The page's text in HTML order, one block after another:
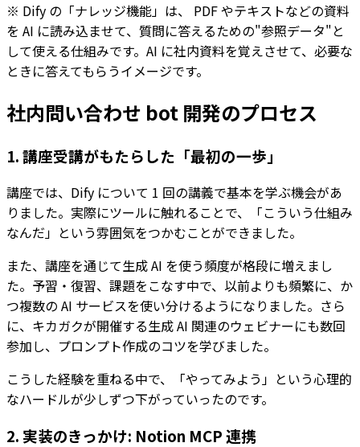
※ Dify の「ナレッジ機能」は、 PDF やテキストなどの資料
を AI に読み込ませて、質問に答えるための"参照データ"と
して使える仕組みです。AI に社内資料を覚えさせて、必要な
ときに答えてもらうイメージです。
社内問い合わせ bot 開発のプロセス
1. 講座受講がもたらした「最初の一歩」
講座では、Dify について 1 回の講義で基本を学ぶ機会があ
りました。実際にツールに触れることで、「こういう仕組み
なんだ」という雰囲気をつかむことができました。
また、講座を通じて生成 AI を使う頻度が格段に増えまし
た。予習・復習、課題をこなす中で、以前よりも頻繁に、か
つ複数の AI サービスを使い分けるようになりました。さら
に、キカガクが開催する生成 AI 関連のウェビナーにも数回
参加し、プロンプト作成のコツを学びました。
こうした経験を重ねる中で、「やってみよう」という心理的
なハードルが少しずつ下がっていったのです。
2. 実装のきっかけ: Notion MCP 連携